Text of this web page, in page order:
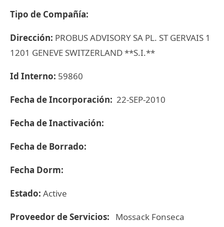
Tipo de Compañía:
Dirección: PROBUS ADVISORY SA PL. ST GERVAIS 1
1201 GENEVE SWITZERLAND **S.I.**
Id Interno: 59860
Fecha de Incorporación: 22-SEP-2010
Fecha de Inactivación:
Fecha de Borrado:
Fecha Dorm:
Estado: Active
Proveedor de Servicios: Mossack Fonseca